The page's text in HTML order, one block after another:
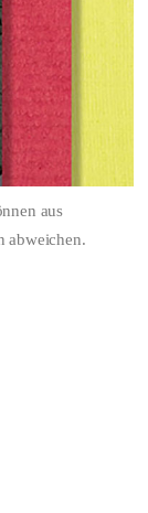
aus
abweichen.